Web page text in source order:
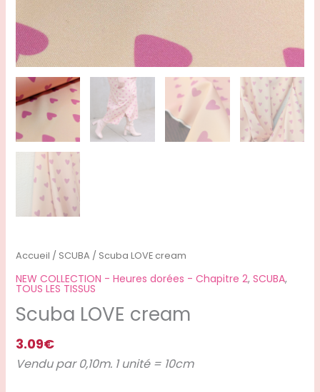
Accueil / SCUBA / Scuba LOVE cream
NEW COLLECTION - Heures dorées - Chapitre 2, SCUBA,
TOUS LES TISSUS
Scuba LOVE cream
3.09€
Vendu par 0,10m. 1 unité = 10cm